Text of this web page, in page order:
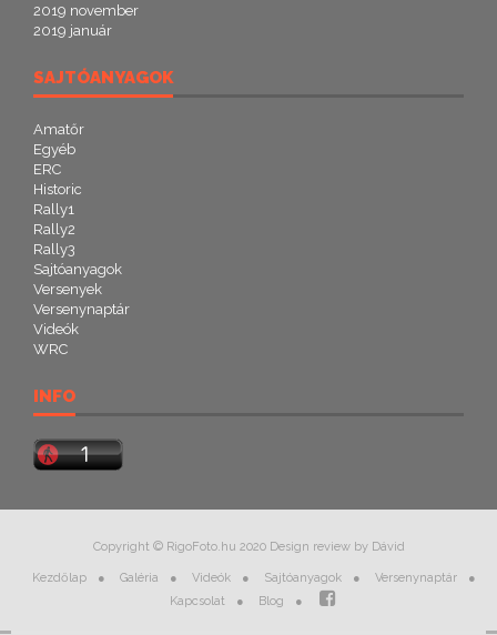
2019 november
2019 január
SAJTÓANYAGOK
Amatőr
Egyéb
ERC
Historic
Rally1
Rally2
Rally3
Sajtóanyagok
Versenyek
Versenynaptár
Videók
WRC
INFO
Copyright © RigoFoto.hu 2020 Design review by Dávid
Kezdőlap Galéria Videók Sajtóanyagok
Versenynaptár
Kapcsolat
Blog